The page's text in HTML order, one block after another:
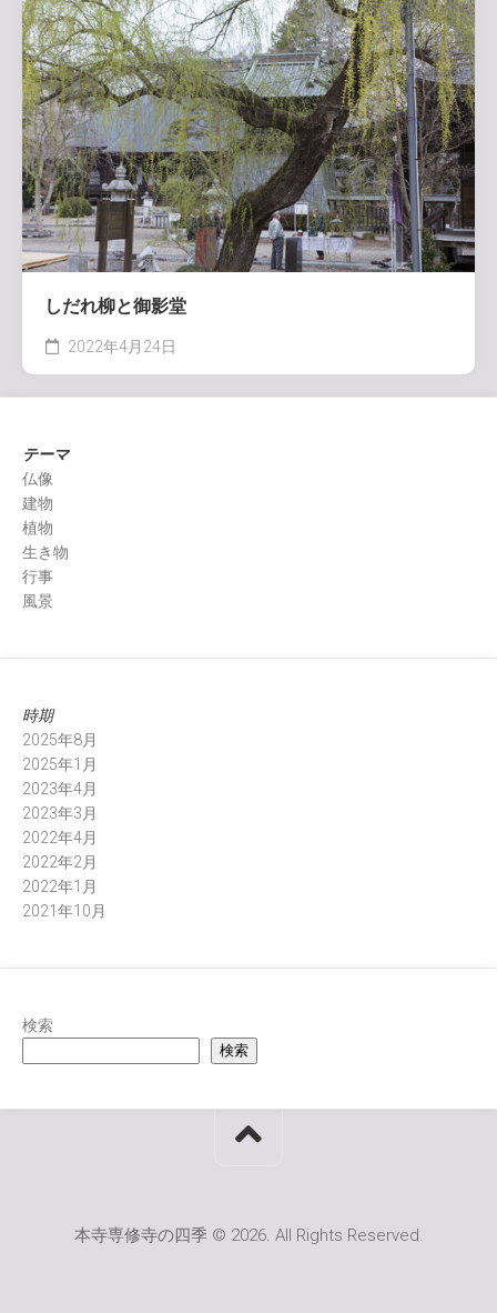
しだれ柳と御影堂
2022年4月24日
テーマ
仏像
建物
植物
生き物
行事
風景
時期
2025年8月
2025年1月
2023年4月
2023年3月
2022年4月
2022年2月
2022年1月
2021年10月
検索
検索
本寺専修寺の四季 © 2026. All Rights Reserved.